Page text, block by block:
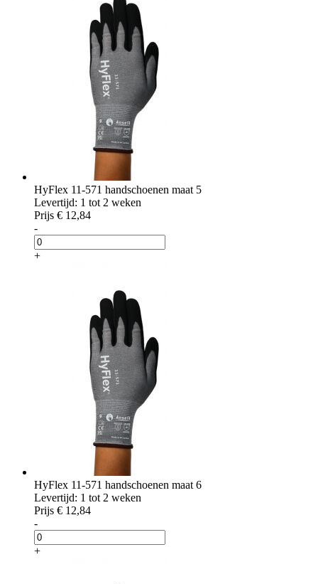
HyFlex 11-571 handschoenen maat 5
Levertijd: 1 tot 2 weken
Prijs € 12,84
-
+
HyFlex 11-571 handschoenen maat 6
Levertijd: 1 tot 2 weken
Prijs € 12,84
-
+